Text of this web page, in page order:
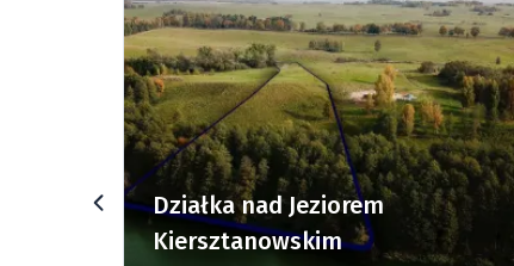
Działka nad Jeziorem
Kiersztanowskim